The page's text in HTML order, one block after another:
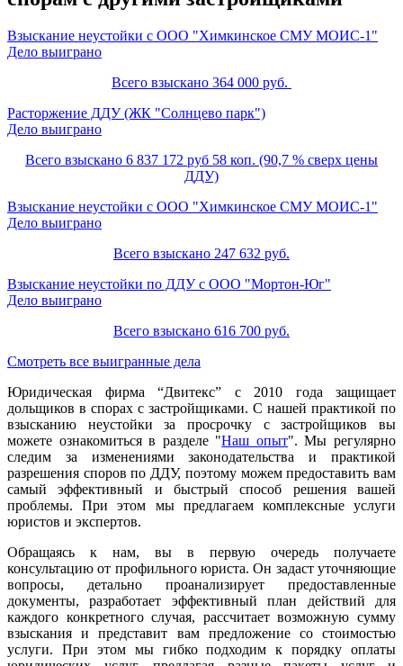
Взыскание неустойки с ООО "Химкинское СМУ МОИС-1"
Дело выиграно
Всего взыскано 364 000 руб.
Расторжение ДДУ (ЖК "Солнцево парк")
Дело выиграно
Всего взыскано 6 837 172 руб 58 коп. (90,7 % сверх цены
ДДУ)
Взыскание неустойки с ООО "Химкинское СМУ МОИС-1"
Дело выиграно
Всего взыскано 247 632 руб.
Взыскание неустойки по ДДУ с ООО "Мортон-Юг"
Дело выиграно
Всего взыскано 616 700 руб.
Смотреть все выигранные дела
Юридическая фирма “Двитекс” с 2010 года защищает
дольщиков в спорах с застройщиками. С нашей практикой по
взысканию неустойки за просрочку с застройщиков вы
можете ознакомиться в разделе "Наш опыт". Мы регулярно
следим за изменениями законодательства и практикой
разрешения споров по ДДУ, поэтому можем предоставить вам
самый эффективный и быстрый способ решения вашей
проблемы. При этом мы предлагаем комплексные услуги
юристов и экспертов.
Обращаясь к нам, вы в первую очередь получаете
консультацию от профильного юриста. Он задаст уточняющие
вопросы, детально проанализирует предоставленные
документы, разработает эффективный план действий для
каждого конкретного случая, рассчитает возможную сумму
взыскания и представит вам предложение со стоимостью
услуги. При этом мы гибко подходим к порядку оплаты